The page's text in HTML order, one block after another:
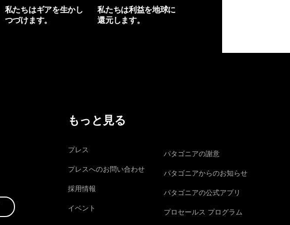
私たちはギアを生かし
つづけます。
私たちは利益を地球に
還元します。
もっと見る
プレス
プレスへのお問い合わせ
採用情報
イベント
パタゴニアの謝意
パタゴニアからのお知らせ
パタゴニアの公式アプリ
プロセールス プログラム